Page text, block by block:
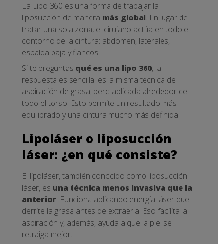
La Lipo 360 es una forma de trabajar la
liposucción de manera más global. En lugar de
tratar una sola zona, el cirujano actúa en todo el
contorno de la cintura: abdomen, laterales,
espalda baja y flancos.
Si te preguntas qué es una lipo 360, la
respuesta es sencilla: es la misma técnica de
aspiración de grasa, pero aplicada alrededor de
todo el torso. Esto permite un resultado más
equilibrado y una cintura mucho más definida.
Lipoláser o liposucción
láser: ¿en qué consiste?
El lipoláser, también conocido como liposucción
láser, es una técnica menos invasiva que la
anterior. Funciona aplicando energía láser que
derrite la grasa antes de extraerla. Eso facilita la
aspiración y, además, ayuda a que la piel se
retraiga mejor.